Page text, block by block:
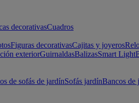
decorativasCuadros
Figuras decorativasCajitas y joyeros
exteriorGuirnaldasBalizasSmart Light
de sofás de jardínSofás jardínBancos de